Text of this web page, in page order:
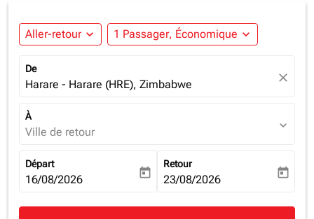
Aller-retour expand_more 1 Passager, Économique expand_more
De
Harare - Harare (HRE), Zimbabwe close
À
Ville de retour expand_more
Départ
fc-booking-departure-date-aria-label
16/08/2026 today
Retour
fc-booking-return-date-aria-
23/08/2026 today